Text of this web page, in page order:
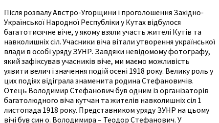
Після розвалу Австро-Угорщини і проголошення Західно-
Української Народної Республіки у Кутах відбулося
багатотисячне віче, у якому взяли участь жителі Кутів та
навколишніх сіл. Учасники віча вітали утворення української
влади в особі уряду ЗУНР. Завдяки невідомому фотографу,
який зафіксував учасників віче, ми маємо можливість
уявити велич і значення подій осені 1918 року. Велику роль у
цих подіях відіграла знаменита родина Стефановичів.
Отець Володимир Стефанович був одним із організаторів
багатолюдного віча кутчан та жителів навколишніх сіл 1
листопада 1918 року. Представником уряду ЗУНР на цьому
вічі був син о. Володимира – Теодор Стефанович. У